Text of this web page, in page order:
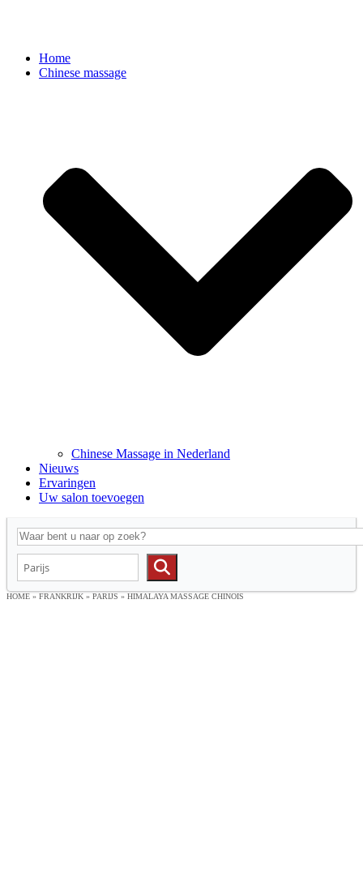
Home
Chinese massage
Chinese Massage in Nederland
Nieuws
Ervaringen
Uw salon toevoegen
HOME » FRANKRIJK » PARIJS » HIMALAYA MASSAGE CHINOIS